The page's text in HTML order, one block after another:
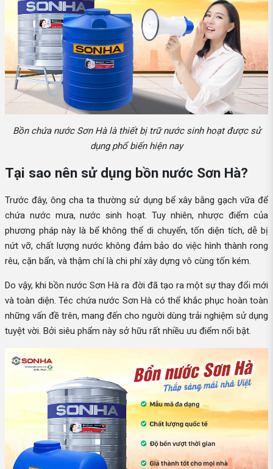
Bồn chứa nước Sơn Hà là thiết bị trữ nước sinh hoạt được sử
dụng phổ biến hiện nay
Tại sao nên sử dụng bồn nước Sơn Hà?
Trước đây, ông cha ta thường sử dụng bể xây bằng gạch vữa để
chứa nước mưa, nước sinh hoạt. Tuy nhiên, nhược điểm của
phương pháp này là bể không thể di chuyển, tốn diện tích, dễ bị
nứt vỡ, chất lượng nước không đảm bảo do việc hình thành rong
rêu, cặn bẩn, và thậm chí là chi phí xây dựng vô cùng tốn kém.
Do vậy, khi bồn nước Sơn Hà ra đời đã tạo ra một sự thay đổi mới
và toàn diện. Téc chứa nước Sơn Hà có thể khắc phục hoàn toàn
những vấn đề trên, mang đến cho người dùng trải nghiệm sử dụng
tuyệt vời. Bởi siêu phẩm này sở hữu rất nhiều ưu điểm nổi bật.